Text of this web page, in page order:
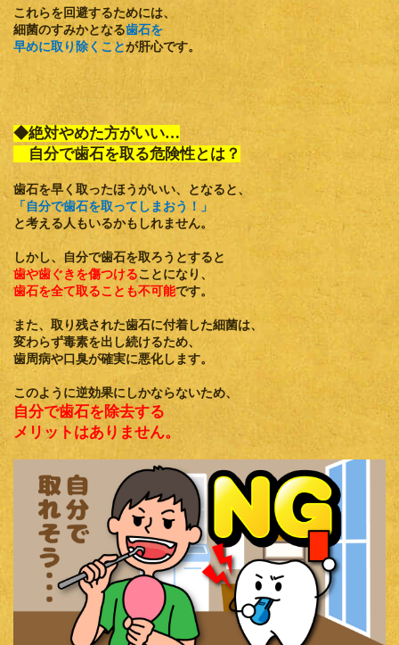
これらを回避するためには、
細菌のすみかとなる歯石を
早めに取り除くことが肝心です。
◆絶対やめた方がいい…
自分で歯石を取る危険性とは？
歯石を早く取ったほうがいい、となると、
「自分で歯石を取ってしまおう！」
と考える人もいるかもしれません。
しかし、自分で歯石を取ろうとすると
歯や歯ぐきを傷つけることになり、
歯石を全て取ることも不可能です。
また、取り残された歯石に付着した細菌は、
変わらず毒素を出し続けるため、
歯周病や口臭が確実に悪化します。
このように逆効果にしかならないため、
自分で歯石を除去する
メリットはありません。